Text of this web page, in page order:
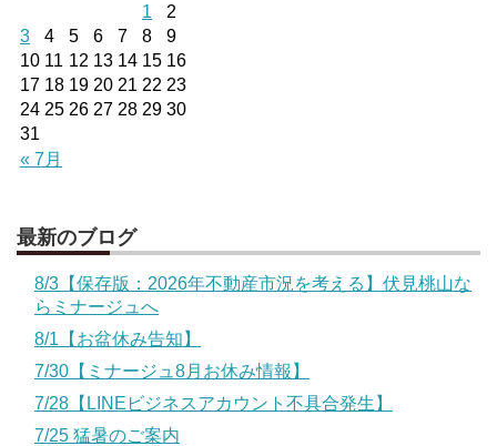
« 7月
1
2
3
4 5 6 7 8
9
10 11 12 13 14 15 16
17 18 19 20 21 22 23
24 25 26 27 28 29 30
31
最新のブログ
8/3【保存版：2026年不動産市況を考える】伏見桃山な
らミナージュへ
8/1【お盆休み告知】
7/30【ミナージュ8月お休み情報】
7/28【LINEビジネスアカウント不具合発生】
7/25 猛暑のご案内